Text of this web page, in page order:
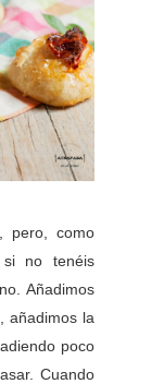
pero, como
si no tenéis
Añadimos
añadimos la
poco
Cuando